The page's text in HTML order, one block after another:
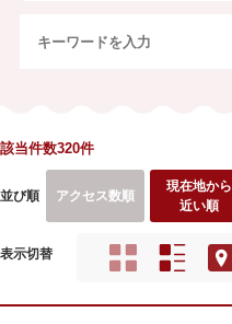
該当件数320件
並び順 アクセス数順
現在地から
近い順
表示切替